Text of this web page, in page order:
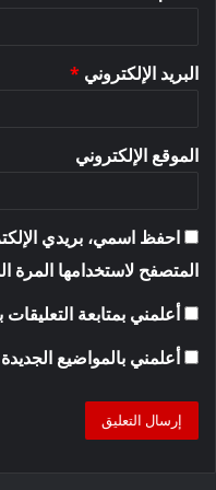
البريد الإلكتروني *
الموقع الإلكتروني
احفظ اسمي، بريدي
المتصفح لاستخدامها المرة
أعلمني بمتابعة
أعلمني بالمواضيع